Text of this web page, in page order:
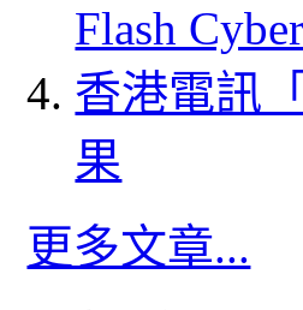
Flash Cyber
香港電訊
果
更多文章...